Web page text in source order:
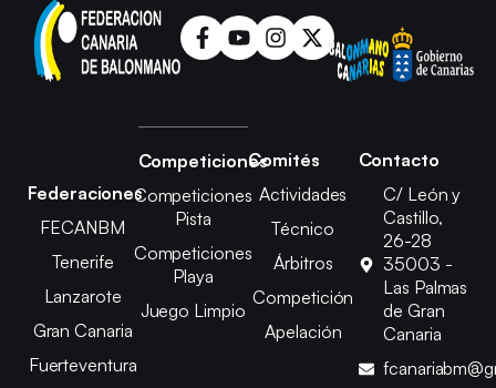
Federaciones
FECANBM
Tenerife
Lanzarote
Gran Canaria
Fuerteventura
Competiciones
Competiciones
Pista
Competiciones
Playa
Juego Limpio
Comités
Actividades
Técnico
Árbitros
Competición
Apelación
Contacto
C/ León y
Castillo,
26-28
35003 -
Las Palmas
de Gran
Canaria